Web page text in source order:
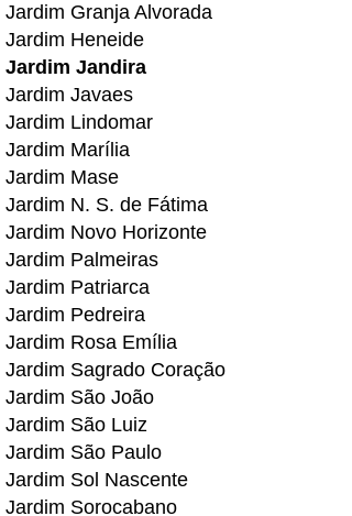
Jardim Granja Alvorada
Jardim Heneide
Jardim Jandira
Jardim Javaes
Jardim Lindomar
Jardim Marília
Jardim Mase
Jardim N. S. de Fátima
Jardim Novo Horizonte
Jardim Palmeiras
Jardim Patriarca
Jardim Pedreira
Jardim Rosa Emília
Jardim Sagrado Coração
Jardim São João
Jardim São Luiz
Jardim São Paulo
Jardim Sol Nascente
Jardim Sorocabano